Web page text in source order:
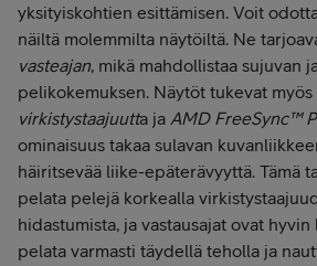
yksityiskohtien esittämisen. Voit
näiltä molemmilta näytöiltä. Ne
vasteajan, mikä mahdollistaa sujuvan
pelikokemuksen. Näytöt tukevat myös
virkistystaajuutta ja AMD FreeSync™
ominaisuus takaa sulavan
häiritsevää liike-epäterävyyttä. Tämä
pelata pelejä korkealla
hidastumista, ja vastausajat ovat
pelata varmasti täydellä teholla ja